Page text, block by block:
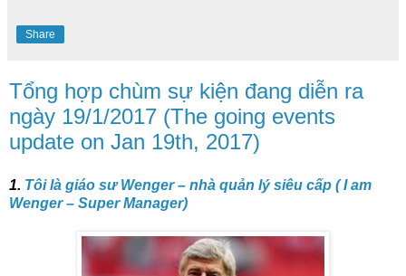
Share
Tổng hợp chùm sự kiện đang diễn ra
ngày 19/1/2017 (The going events
update on Jan 19th, 2017)
1. Tôi là giáo sư Wenger – nhà quản lý siêu cấp ( I am
Wenger – Super Manager)